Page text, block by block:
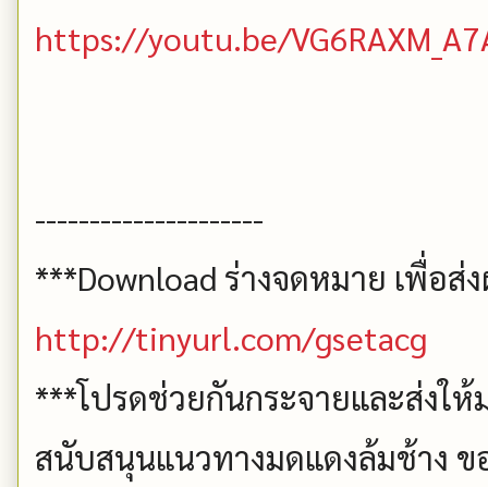
https://youtu.be/
---------------------
***Download ร่างจดหมาย เพื่อส่
http://tinyurl.com/gsetacg
***โปรดช่วยกันกระจายและส่งใ
สนับสนุนแนวทางมดแดงล้มช้าง ข